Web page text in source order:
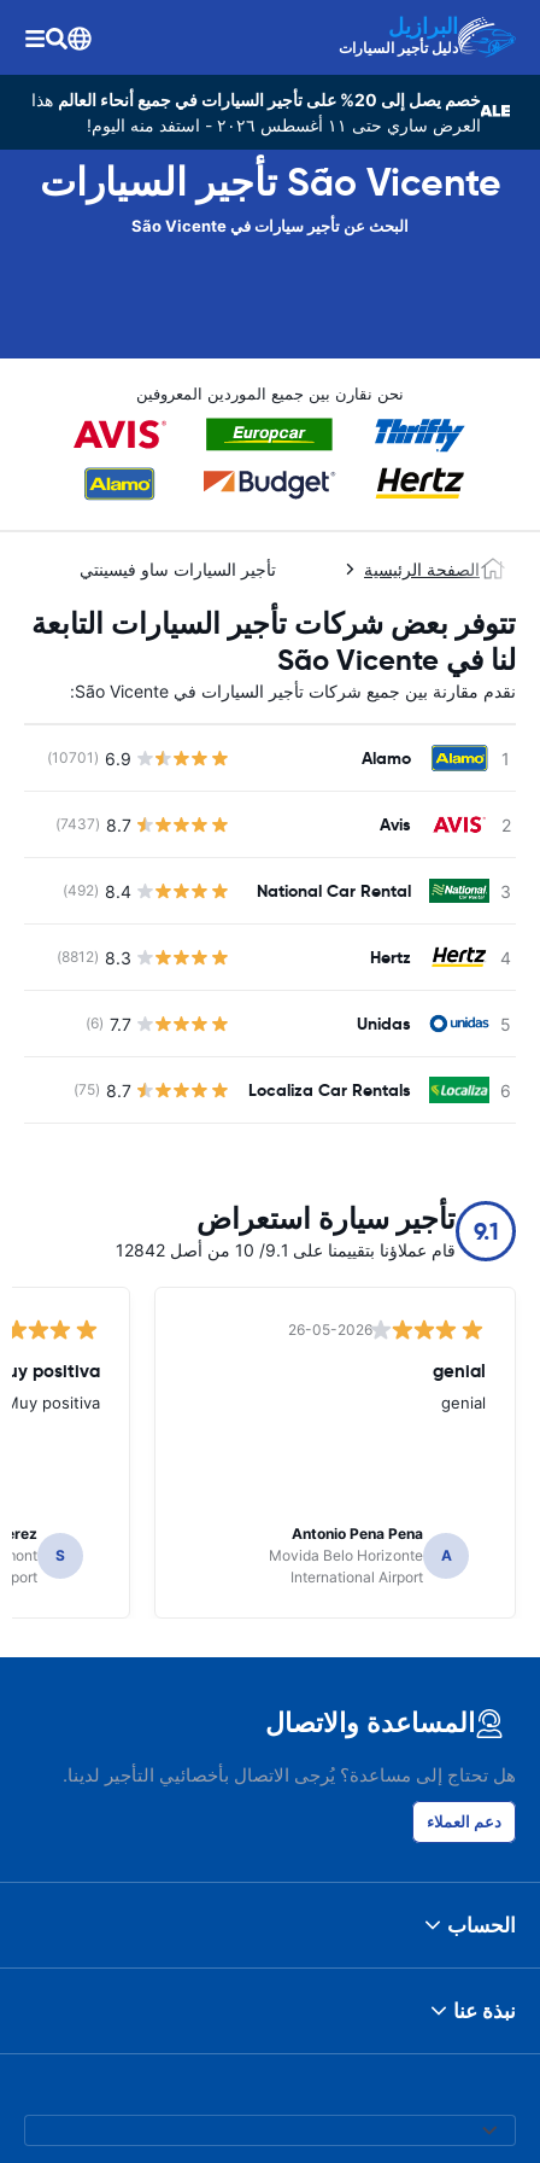
البرازيل
دليل تأجير السيارات
خصم يصل إلى 20% على تأجير السيارات في جميع أنحاء العالم
هذا
العرض ساري حتى ١١ أغسطس ٢٠٢٦ - استفد منه اليوم!
São Vicente تأجير السيارات
البحث عن تأجير سيارات في São Vicente
نحن نقارن بين جميع الموردين المعروفين
الصفحة الرئيسية تأجير السيارات ساو فيسينتي
تتوفر بعض شركات تأجير السيارات التابعة
لنا في São Vicente
نقدم مقارنة بين جميع شركات تأجير السيارات في São Vicente:
Alamo
6.9
(10701)
Avis
8.7
(7437)
National Car Rental
8.4
(492)
Hertz
8.3
(8812)
Unidas
7.7
(6)
Localiza Car Rentals
8.7
(75)
9.1 تأجير سيارة استعراض
قام عملاؤنا بتقييمنا على 9.1/ 10 من أصل 12842
26-05-2026
genial
genial
A
Antonio Pena Pena
Movida Belo Horizonte
International Airport
positiva
Muy positiva
S
المساعدة والاتصال
هل تحتاج إلى مساعدة؟ يُرجى الاتصال بأخصائيي التأجير لدينا.
دعم العملاء
الحساب
نبذة عنا